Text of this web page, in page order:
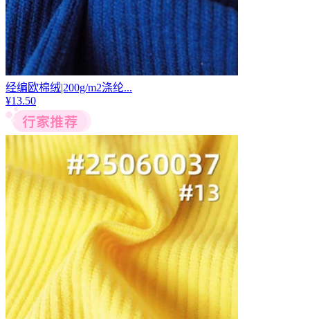
经编欧棉绒|200g/m2涤纶...
¥13.50